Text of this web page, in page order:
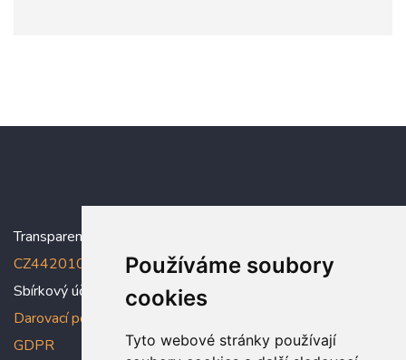
Používáme soubory
cookies
Tyto webové stránky používají
Transparentní účet:
CZ4420100000005005005006
Sbírkový účet: 5005005022/2010
Darovací podmínky
GDPR